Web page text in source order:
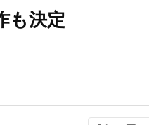
も決定